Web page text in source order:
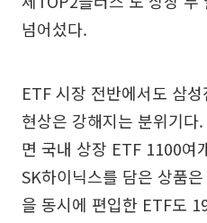
넘어섰다.
ETF 시장 전반에서도 삼
현상은 강해지는 분위기
면 국내 상장 ETF 1100여
SK하이닉스를 담은 상품
을 동시에 편입한 ETF도